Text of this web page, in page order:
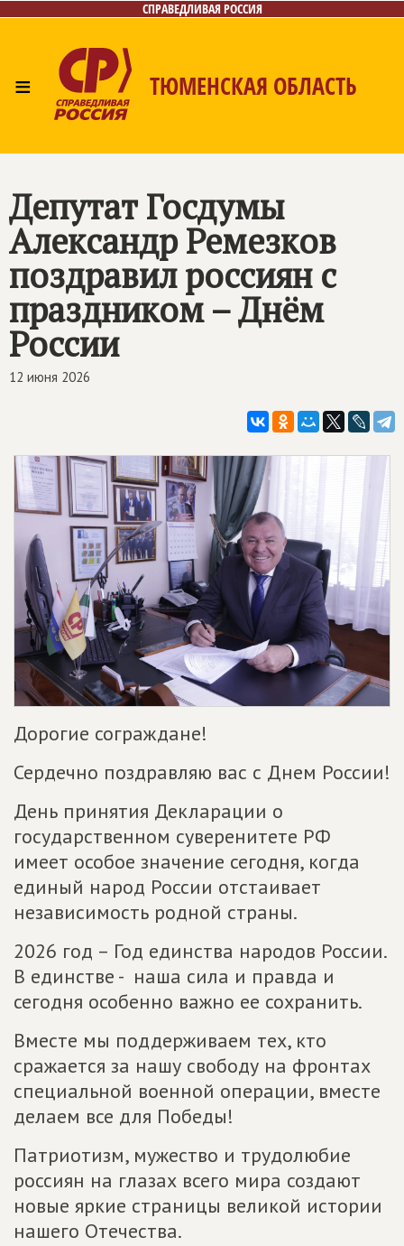
СПРАВЕДЛИВАЯ РОССИЯ
≡ ТЮМЕНСКАЯ ОБЛАСТЬ
Депутат Госдумы
Александр Ремезков
поздравил россиян с
праздником – Днём
России
12 июня 2026
Дорогие сограждане!
Сердечно поздравляю вас с Днем России!
День принятия Декларации о
государственном суверенитете РФ
имеет особое значение сегодня, когда
единый народ России отстаивает
независимость родной страны.
2026 год – Год единства народов России.
В единстве - наша сила и правда и
сегодня особенно важно ее сохранить.
Вместе мы поддерживаем тех, кто
сражается за нашу свободу на фронтах
специальной военной операции, вместе
делаем все для Победы!
Патриотизм, мужество и трудолюбие
россиян на глазах всего мира создают
новые яркие страницы великой истории
нашего Отечества.